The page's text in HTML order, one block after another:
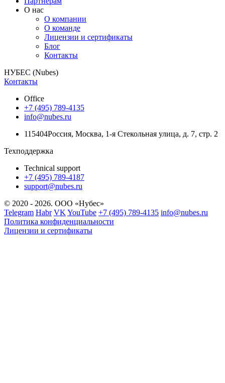
О нас
О компании
О команде
Лицензии и сертификаты
Блог
Контакты
НУБЕС (Nubes)
Контакты
Office
+7 (495) 789-4135
info@nubes.ru
115404Россия, Москва, 1-я Стекольная улица, д. 7, стр. 2
Техподдержка
Technical support
+7 (495) 789-4187
support@nubes.ru
© 2020 - 2026. ООО «Нубес»
Telegram Habr VK YouTube +7 (495) 789-4135 info@nubes.ru
Политика конфиденциальности
Лицензии и сертификаты